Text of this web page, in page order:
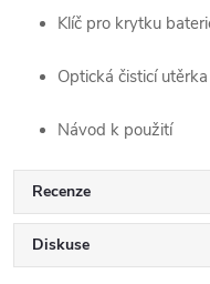
Klíč pro krytku
Optická čisticí utěrka
Návod k použití
Recenze
Diskuse